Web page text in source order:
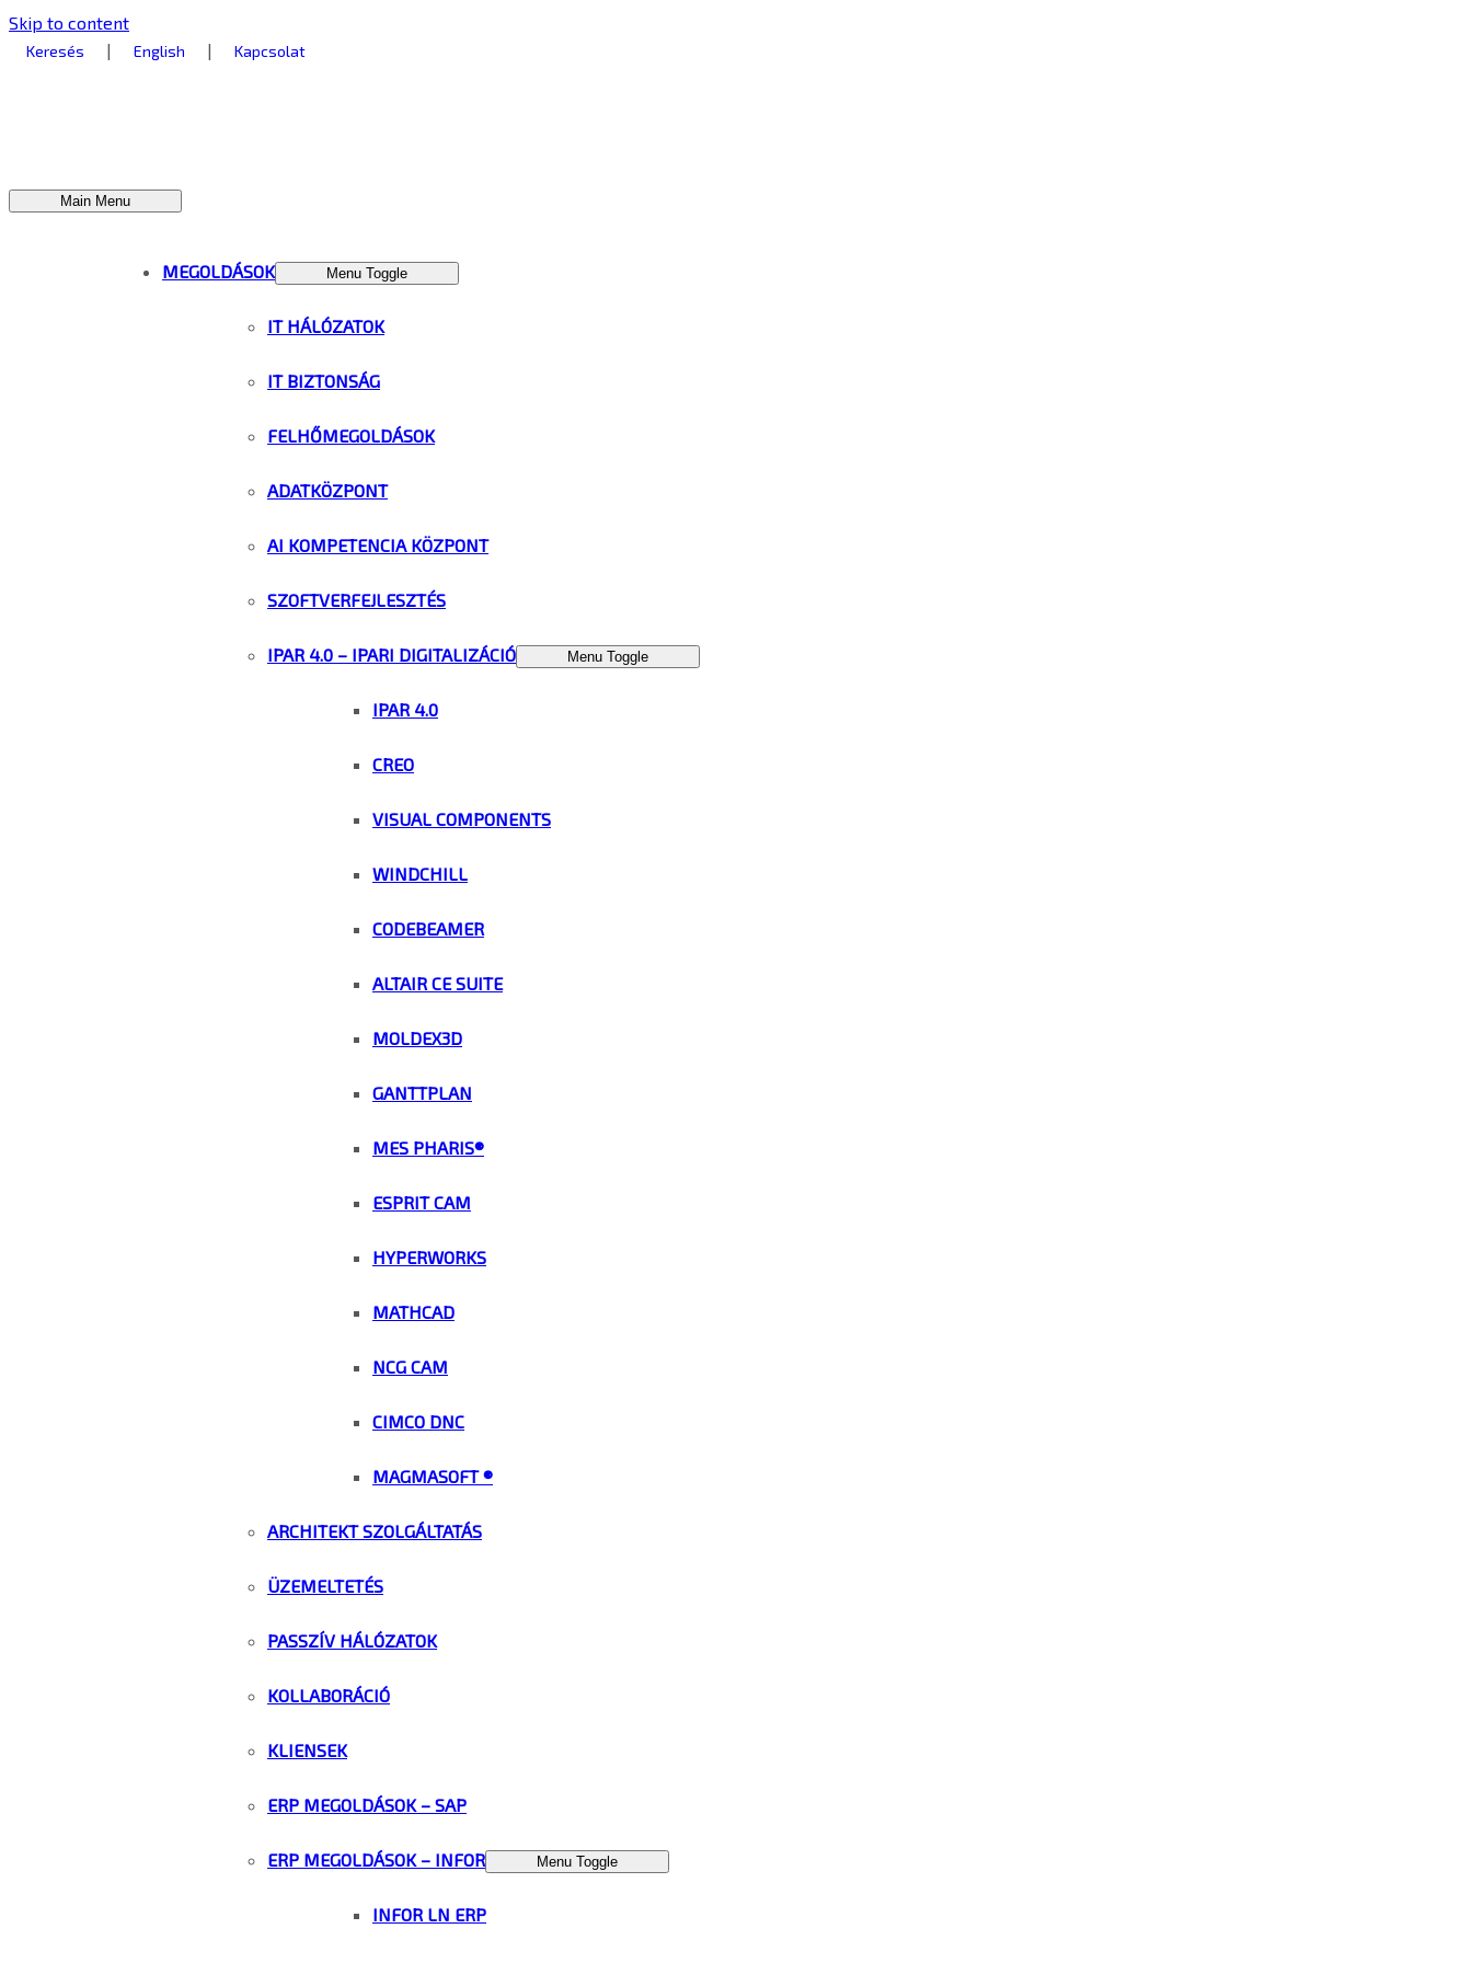
Skip to content
Keresés | English | Kapcsolat
Main Menu
MEGOLDÁSOK Menu Toggle
IT HÁLÓZATOK
IT BIZTONSÁG
FELHŐMEGOLDÁSOK
ADATKÖZPONT
AI KOMPETENCIA KÖZPONT
SZOFTVERFEJLESZTÉS
IPAR 4.0 – IPARI DIGITALIZÁCIÓ Menu Toggle
IPAR 4.0
CREO
VISUAL COMPONENTS
WINDCHILL
CODEBEAMER
ALTAIR CE SUITE
MOLDEX3D
GANTTPLAN
MES PHARIS®
ESPRIT CAM
HYPERWORKS
MATHCAD
NCG CAM
CIMCO DNC
MAGMASOFT ®
ARCHITEKT SZOLGÁLTATÁS
ÜZEMELTETÉS
PASSZÍV HÁLÓZATOK
KOLLABORÁCIÓ
KLIENSEK
ERP MEGOLDÁSOK – SAP
ERP MEGOLDÁSOK – INFOR Menu Toggle
INFOR LN ERP